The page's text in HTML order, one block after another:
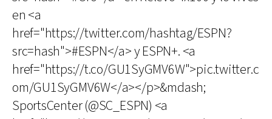
en <a
href="https://twitter.com/hashtag/ESPN?
src=hash">#ESPN</a> y ESPN+. <a
href="https://t.co/GU1SyGMV6W">pic.twitter.c
om/GU1SyGMV6W</a></p>&mdash;
SportsCenter (@SC_ESPN) <a